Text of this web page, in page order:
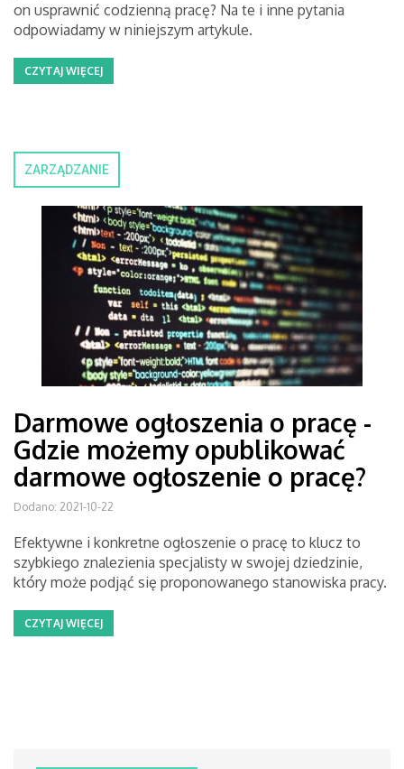
on usprawnić codzienną pracę? Na te i inne pytania
odpowiadamy w niniejszym artykule.
CZYTAJ WIĘCEJ
ZARZĄDZANIE
Darmowe ogłoszenia o pracę -
Gdzie możemy opublikować
darmowe ogłoszenie o pracę?
Dodano: 2021-10-22
Efektywne i konkretne ogłoszenie o pracę to klucz to
szybkiego znalezienia specjalisty w swojej dziedzinie,
który może podjąć się proponowanego stanowiska pracy.
CZYTAJ WIĘCEJ